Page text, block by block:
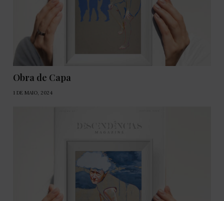
Obra de Capa
1 DE MAIO, 2024